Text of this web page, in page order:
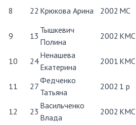
8
22 Крюкова Арина 2002 МС
9
13
Тышкевич
Полина
2002 КМС
10
24
Ненашева
Екатерина
2001 КМС
11
27
Федченко
Татьяна
2002 1 р
12
23
Васильченко
Влада
2002 КМС